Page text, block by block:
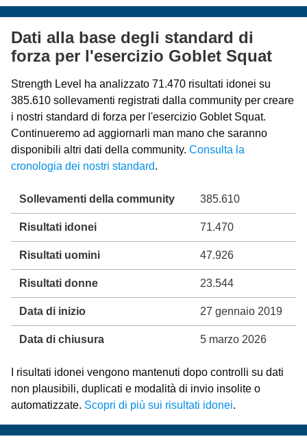
Dati alla base degli standard di
forza per l'esercizio Goblet Squat
Strength Level ha analizzato 71.470 risultati idonei su
385.610 sollevamenti registrati dalla community per creare
i nostri standard di forza per l'esercizio Goblet Squat.
Continueremo ad aggiornarli man mano che saranno
disponibili altri dati della community. Consulta la
cronologia dei nostri standard.
Sollevamenti della community 385.610
Risultati idonei 71.470
Risultati uomini 47.926
Risultati donne 23.544
Data di inizio 27 gennaio 2019
Data di chiusura 5 marzo 2026
I risultati idonei vengono mantenuti dopo controlli su dati
non plausibili, duplicati e modalità di invio insolite o
automatizzate. Scopri di più sui risultati idonei.